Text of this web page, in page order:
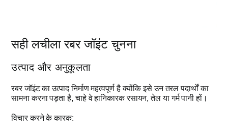
सही लचीला रबर जॉइंट चुनना
उत्पाद और अनुकूलता
रबर जॉइंट का उत्पाद निर्माण महत्वपूर्ण है क्योंकि इसे उन तरल पदार्थों का
सामना करना पड़ता है, चाहे वे हानिकारक रसायन, तेल या गर्म पानी हों।
विचार करने के कारक: